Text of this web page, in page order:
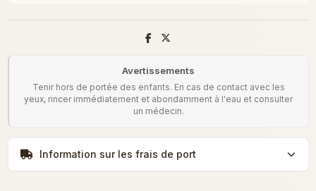
Avertissements
Tenir hors de portée des enfants. En cas de contact avec les
yeux, rincer immédiatement et abondamment à l'eau et consulter
un médecin.
Information sur les frais de port